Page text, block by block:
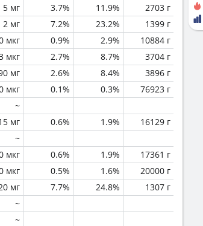
5 мг 3.7% 11.9%
2703 г
2 мг 7.2% 23.2%
1399 г
мкг 0.9% 2.9%
10884 г
мкг 2.7% 8.7%
3704 г
мг 2.6% 8.4%
3896 г
мкг 0.1% 0.3%
76923 г
~
мг 0.6% 1.9%
16129 г
~
мкг 0.6% 1.9%
17361 г
мкг 0.5% 1.6%
20000 г
мг 7.7% 24.8%
1307 г
~
~